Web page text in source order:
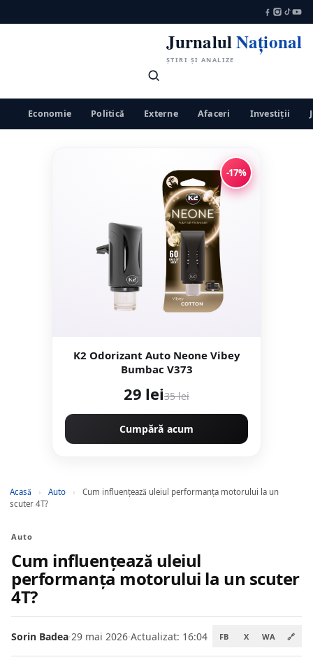
JurnalulNațional
ȘTIRI ȘI ANALIZE
Economie Politică Externe Afaceri Investiții
-17%
K2 Odorizant Auto Neone Vibey
Bumbac V373
29 lei35 lei
Cumpără acum
Acasă › Auto ›
Cum influențează uleiul performanța motorului la un
scuter 4T?
Auto
Cum influențează uleiul
performanța motorului la un scuter
4T?
Sorin Badea·29 mai 2026·Actualizat: 16:04 FB X WA 🔗